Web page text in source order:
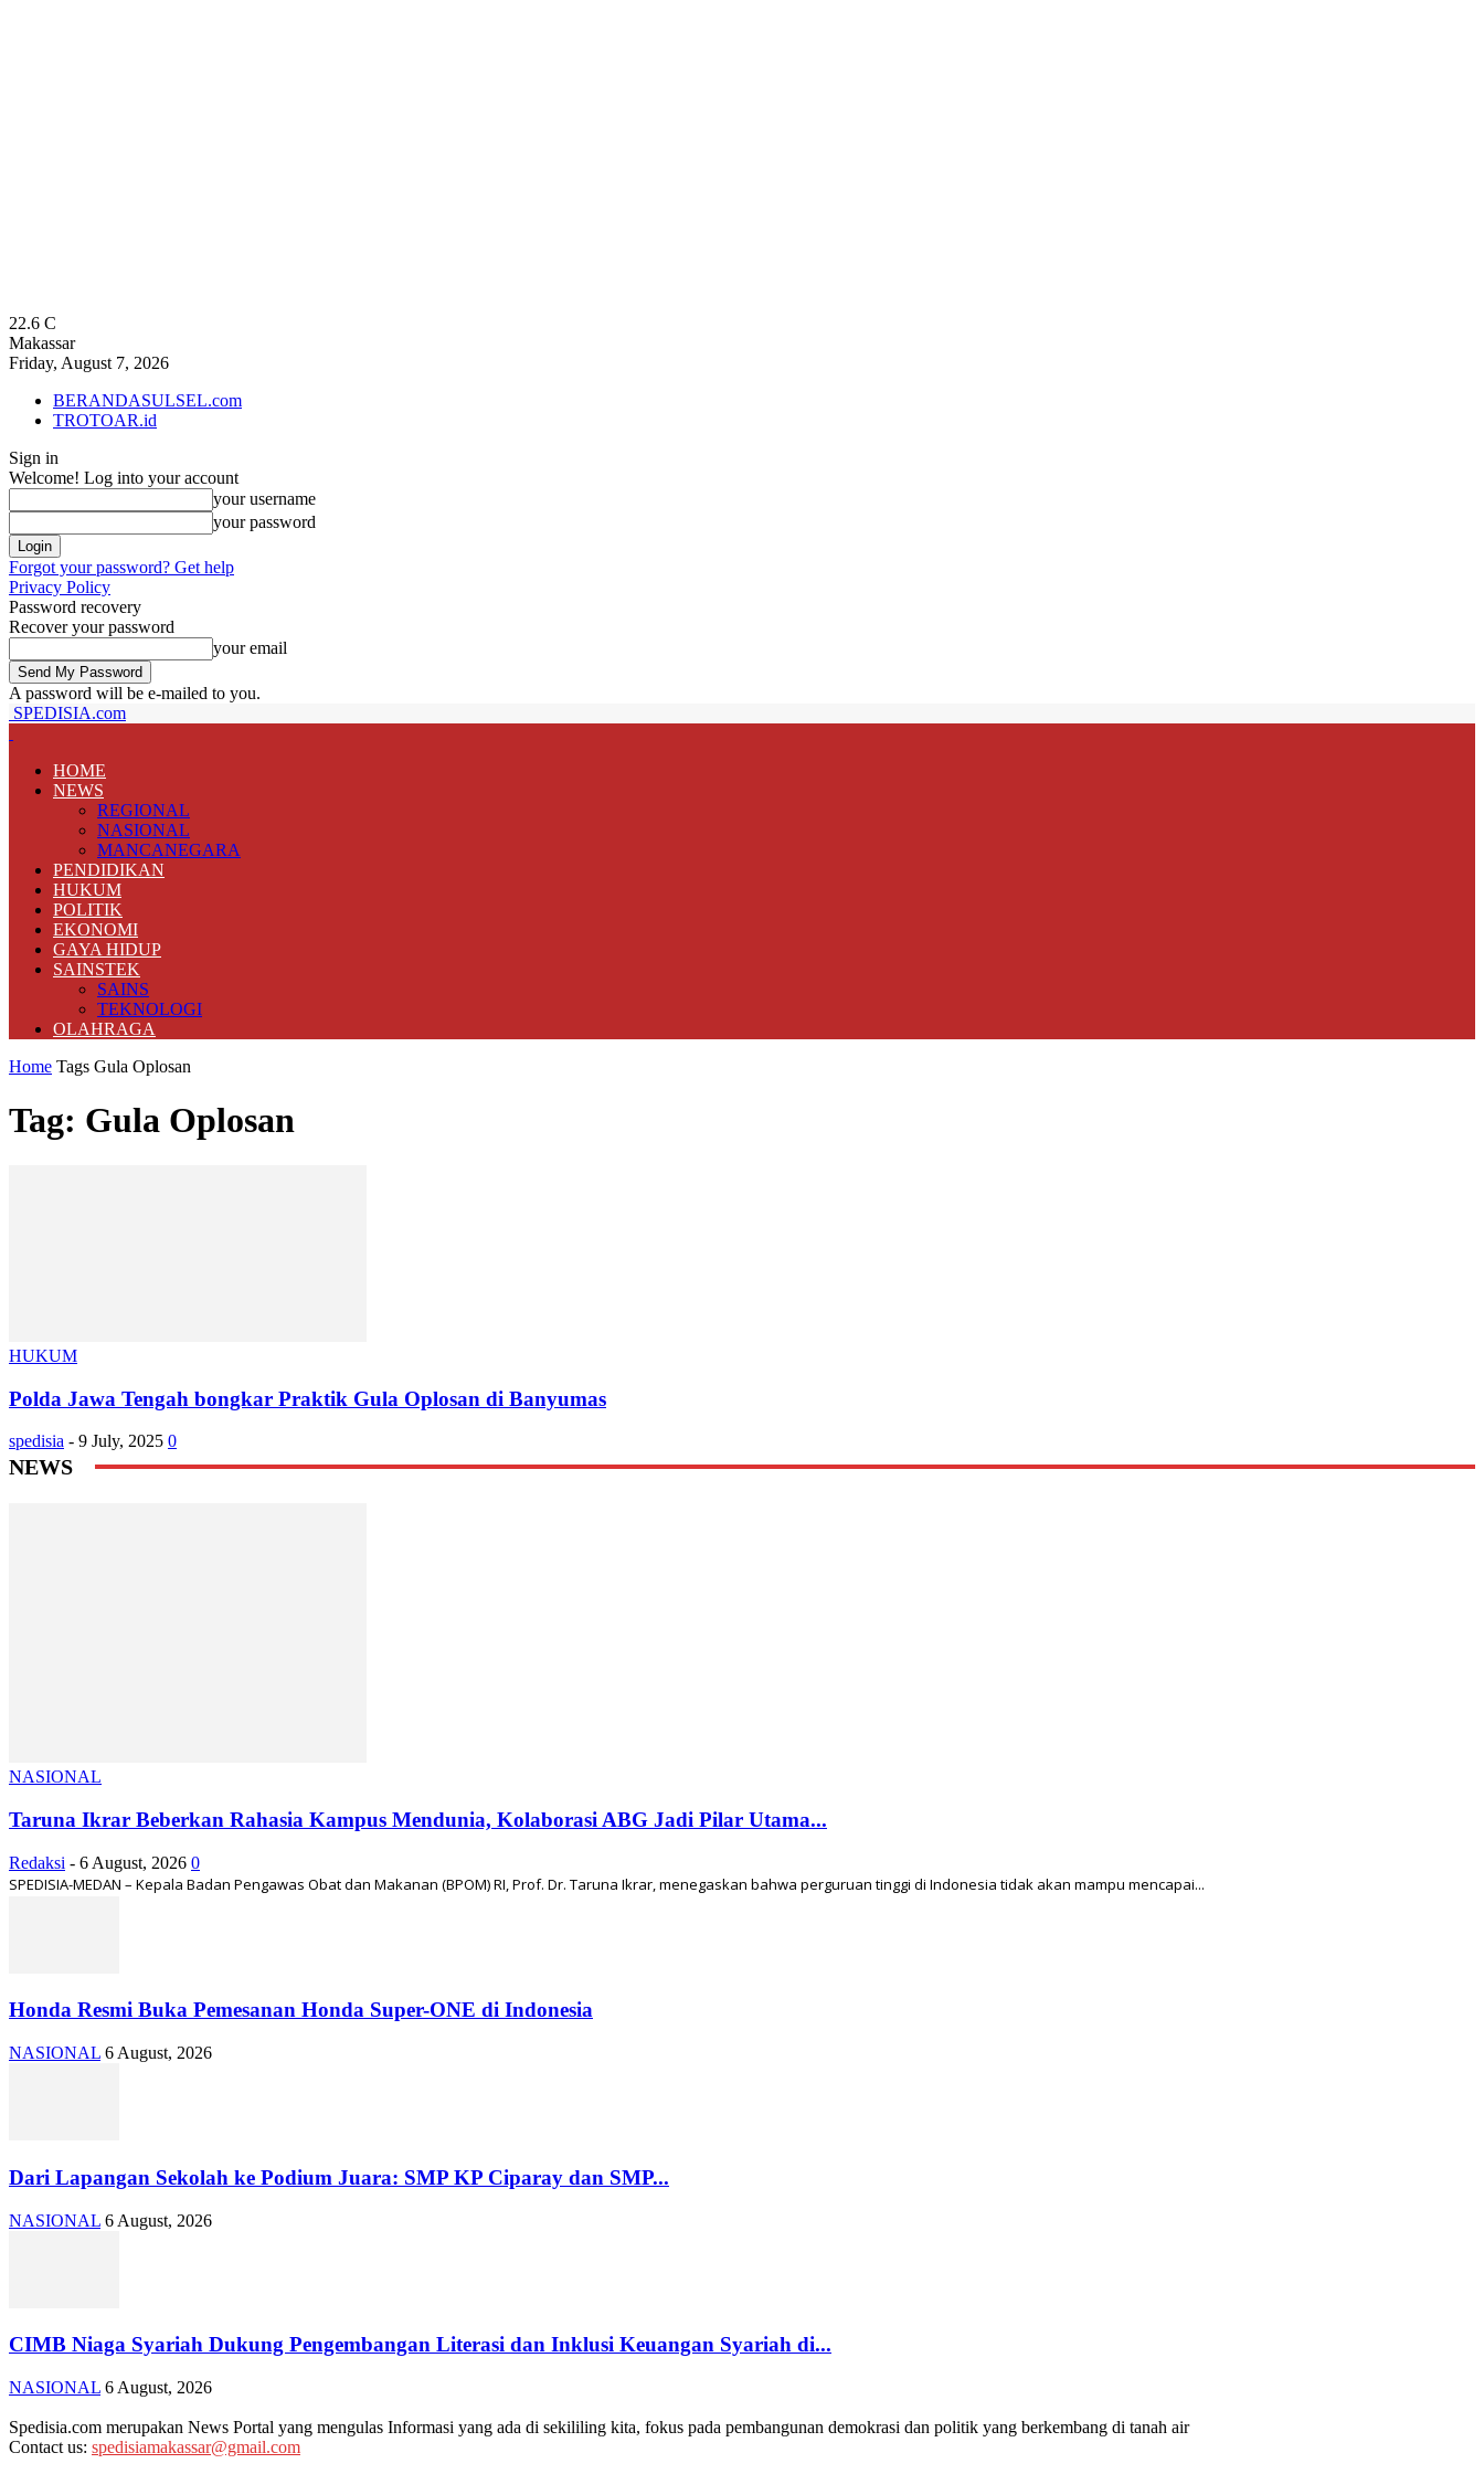
22.6 C
Makassar
Friday, August 7, 2026
BERANDASULSEL.com
TROTOAR.id
Sign in
Welcome! Log into your account
your username
your password
Forgot your password? Get help
Privacy Policy
Password recovery
Recover your password
your email
A password will be e-mailed to you.
SPEDISIA.com
HOME
NEWS
REGIONAL
NASIONAL
MANCANEGARA
PENDIDIKAN
HUKUM
POLITIK
EKONOMI
GAYA HIDUP
SAINSTEK
SAINS
TEKNOLOGI
OLAHRAGA
Home Tags Gula Oplosan
Tag: Gula Oplosan
HUKUM
Polda Jawa Tengah bongkar Praktik Gula Oplosan di Banyumas
spedisia - 9 July, 2025 0
NEWS
NASIONAL
Taruna Ikrar Beberkan Rahasia Kampus Mendunia, Kolaborasi ABG Jadi Pilar Utama...
Redaksi - 6 August, 2026 0
SPEDISIA-MEDAN – Kepala Badan Pengawas Obat dan Makanan (BPOM) RI, Prof. Dr. Taruna Ikrar, menegaskan bahwa perguruan tinggi di Indonesia tidak akan mampu mencapai...
Honda Resmi Buka Pemesanan Honda Super-ONE di Indonesia
NASIONAL 6 August, 2026
Dari Lapangan Sekolah ke Podium Juara: SMP KP Ciparay dan SMP...
NASIONAL 6 August, 2026
CIMB Niaga Syariah Dukung Pengembangan Literasi dan Inklusi Keuangan Syariah di...
NASIONAL 6 August, 2026
Spedisia.com merupakan News Portal yang mengulas Informasi yang ada di sekililing kita, fokus pada pembangunan demokrasi dan politik yang berkembang di tanah air
Contact us: spedisiamakassar@gmail.com